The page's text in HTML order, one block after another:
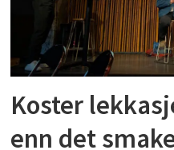
Koster
enn det